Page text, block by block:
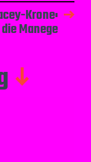
Krone:
Manege